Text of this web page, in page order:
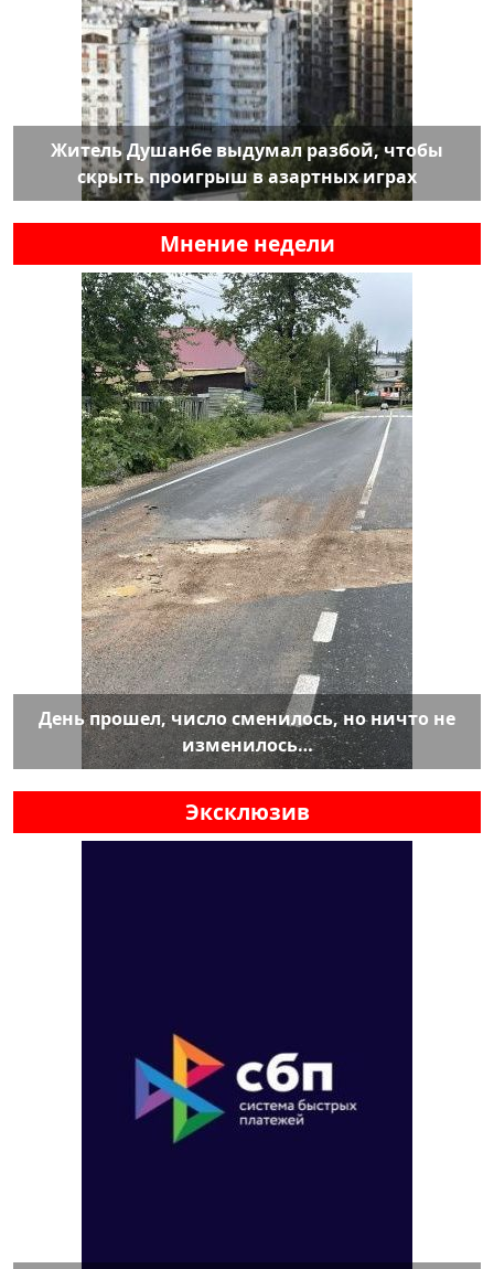
Житель Душанбе выдумал разбой, чтобы
скрыть проигрыш в азартных играх
Мнение недели
День прошел, число сменилось, но ничто не
изменилось…
Эксклюзив